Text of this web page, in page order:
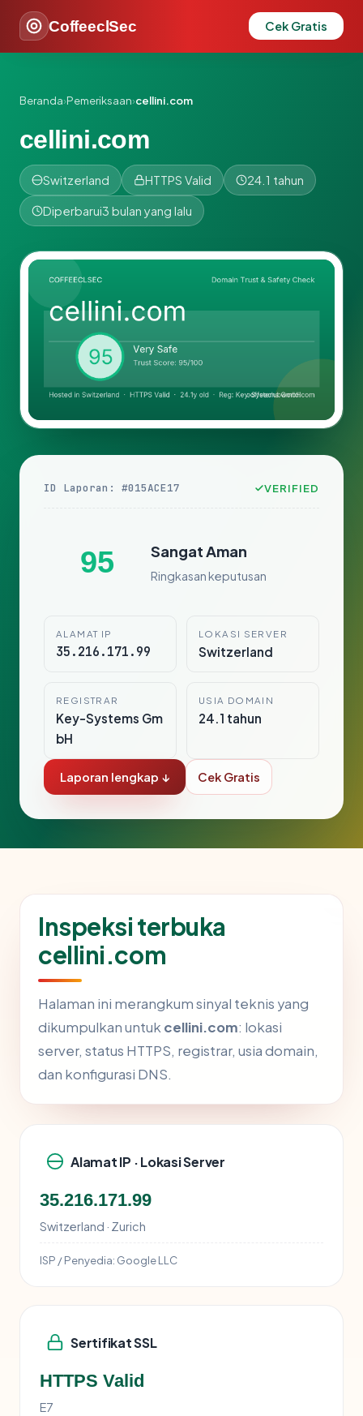
CoffeeclSec Cek Gratis
Beranda›Pemeriksaan›cellini.com
cellini.com
Switzerland HTTPS Valid 24.1 tahun
Diperbarui3 bulan yang lalu
ID Laporan: #015ACE17 VERIFIED
95 Sangat Aman
Ringkasan keputusan
ALAMAT IP
35.216.171.99
LOKASI SERVER
Switzerland
REGISTRAR
Key-Systems Gm
bH
USIA DOMAIN
24.1 tahun
Laporan lengkap ↓ Cek Gratis
Inspeksi terbuka
cellini.com
Halaman ini merangkum sinyal teknis yang
dikumpulkan untukcellini.com: lokasi
server, status HTTPS, registrar, usia domain,
dan konfigurasi DNS.
Alamat IP · Lokasi Server
35.216.171.99
Switzerland · Zurich
ISP / Penyedia: Google LLC
Sertifikat SSL
HTTPS Valid
E7